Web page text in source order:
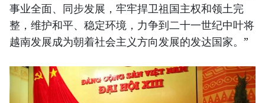
事业全面、同步发展，牢牢捍卫祖国主权和领土完
整，维护和平、稳定环境，力争到二十一世纪中叶将
越南发展成为朝着社会主义方向发展的发达国家。”